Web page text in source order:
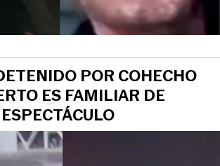
POR COHECHO
ES FAMILIAR DE